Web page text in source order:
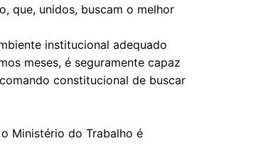
que, unidos, buscam o melhor
institucional adequado
meses, é seguramente capaz
constitucional de buscar
Ministério do Trabalho é